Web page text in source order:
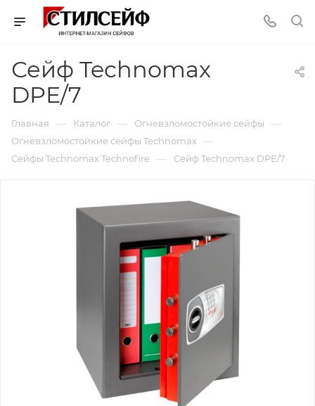
Сейф Technomax
DPE/7
Главная — Каталог — Огневзломостойкие сейфы —
Огневзломостойкие сейфы Technomax —
Сейфы Technomax Technofire — Сейф Technomax DPE/7